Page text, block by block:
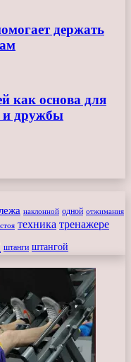
держать
как основа для
и дружбы
наклонной одной отжимания
стоя техника тренажере
штанги штангой